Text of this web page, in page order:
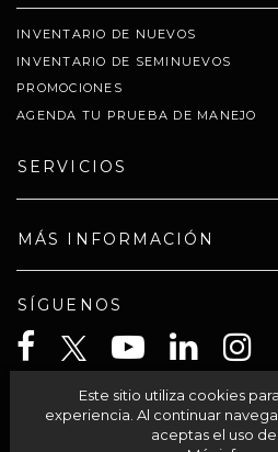
INVENTARIO DE NUEVOS
INVENTARIO DE SEMINUEVOS
PROMOCIONES
AGENDA TU PRUEBA DE MANEJO
SERVICIOS
MÁS INFORMACIÓN
SÍGUENOS
CELTA SOLUCIONES SA PI DE CV
Este sitio utiliza cookies
experiencia. Al continuar
aceptas el uso